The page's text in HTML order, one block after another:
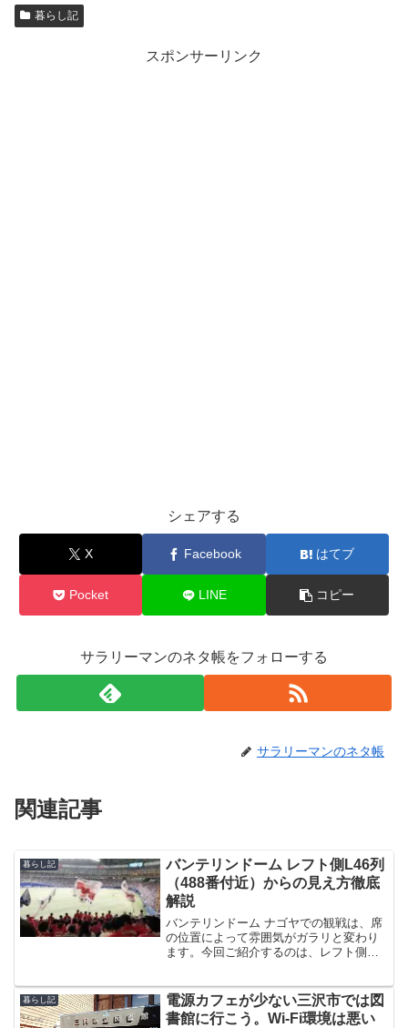
暮らし記
スポンサーリンク
シェアする
X Facebook はてブ
Pocket LINE コピー
サラリーマンのネタ帳をフォローする
サラリーマンのネタ帳
関連記事
暮らし記
バンテリンドーム レフト側L46列
（488番付近）からの見え方徹底
解説
バンテリンドーム ナゴヤでの観戦は、席
の位置によって雰囲気がガラリと変わり
ます。今回ご紹介するのは、レフト側
すさ・応援団との距離感などを詳しくお
伝えします。レフ...
暮らし記
電源カフェが少ない三沢市では図
書館に行こう。Wi-Fi環境は悪い